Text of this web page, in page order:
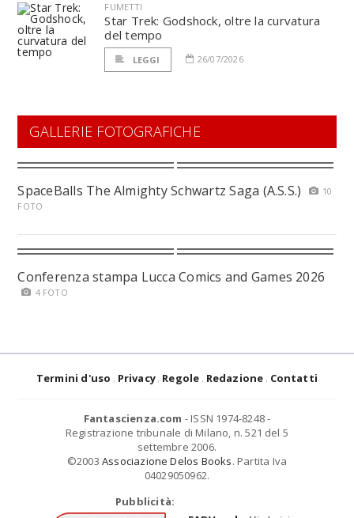
FUMETTI
Star Trek: Godshock, oltre la curvatura
del tempo
LEGGI 26/07/2026
GALLERIE FOTOGRAFICHE
SpaceBalls The Almighty Schwartz Saga (A.S.S.)
10
FOTO
Conferenza stampa Lucca Comics and Games 2026
4 FOTO
Termini d'uso Privacy Regole Redazione Contatti
Fantascienza.com - ISSN 1974-8248 -
Registrazione tribunale di Milano, n. 521 del 5
settembre 2006.
©2003 Associazione Delos Books. Partita Iva
04029050962.
Pubblicità: